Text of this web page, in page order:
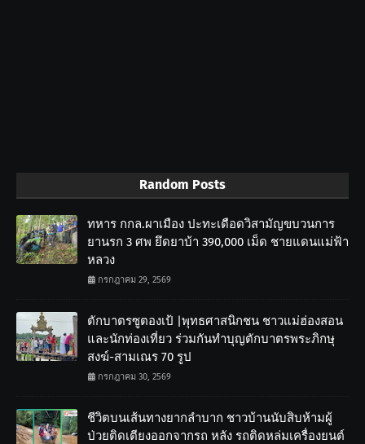
Random Posts
ทหาร กกล.ผาเมือง ปะทะเดือดวิสามัญขบวนการ
ยานรก 3 ศพ ยึดยาบ้า 390,000 เม็ด ชายแดนแม่ฟ้า
หลวง
กรกฎาคม 29, 2569
ตักบาตรซูตองเป้ |พุทธศาสนิกชน ชาวแม่ฮ่องสอน
และนักท่องเที่ยว ร่วมกันทำบุญตักบาตรพระภิกษุ
สงฆ์-สามเณร 70 รูป
กรกฎาคม 30, 2569
ชีวิตบนเส้นทางยากลำบาก ชาวบ้านนับสิบห้ามผู้
ป่วยติดเตียงออกจากรถ หลัง รถติดหล่มเครื่องยนต์